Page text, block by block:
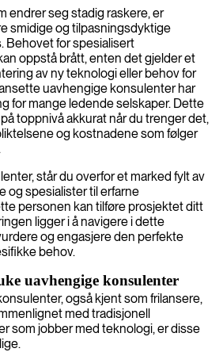
med organisasjoner som søker
sine prosjekter og langsiktige behov.
endrer seg stadig raskere, er
smidige og tilpasningsdyktige
Behovet for spesialisert
oppstå brått, enten det gjelder et
av ny teknologi eller behov for
uavhengige konsulenter har
for mange ledende selskaper. Dette
toppnivå akkurat når du trenger det,
og kostnadene som følger
står du overfor et marked fylt av
og spesialister til erfarne
personen kan tilføre prosjektet ditt
ligger i å navigere i dette
og engasjere den perfekte
behov.
uavhengige konsulenter
også kjent som frilansere,
med tradisjonell
som jobber med teknologi, er disse